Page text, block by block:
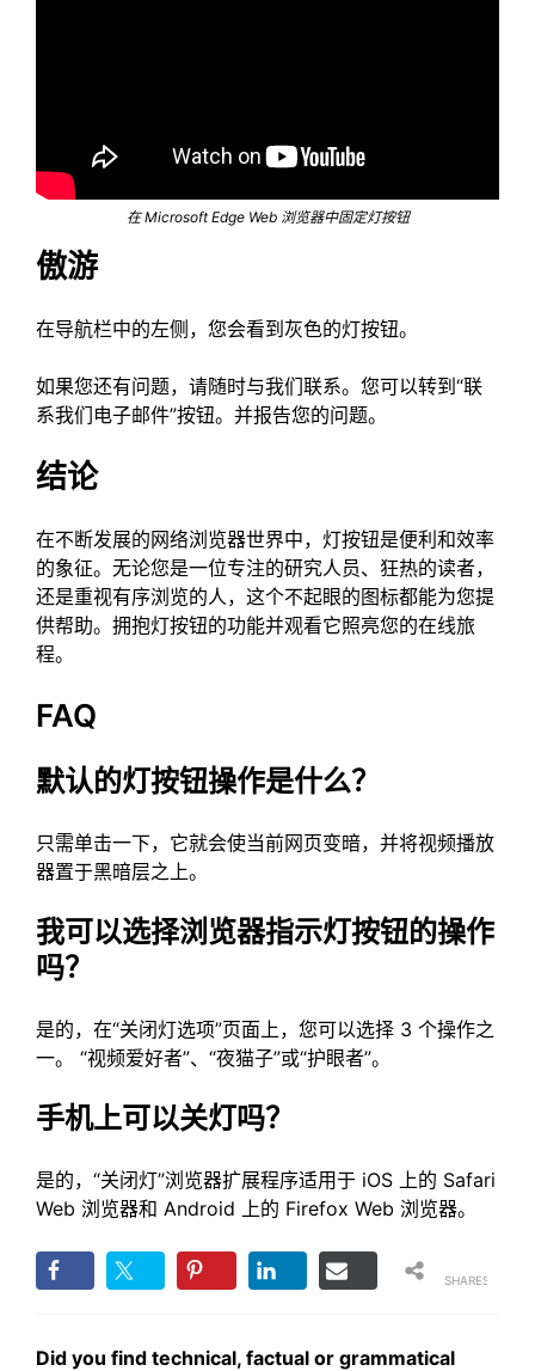
在 Microsoft Edge Web 浏览器中固定灯按钮
傲游
在导航栏中的左侧，您会看到灰色的灯按钮。
如果您还有问题，请随时与我们联系。您可以转到“联
系我们电子邮件”按钮。并报告您的问题。
结论
在不断发展的网络浏览器世界中，灯按钮是便利和效率
的象征。无论您是一位专注的研究人员、狂热的读者，
还是重视有序浏览的人，这个不起眼的图标都能为您提
供帮助。拥抱灯按钮的功能并观看它照亮您的在线旅
程。
FAQ
默认的灯按钮操作是什么？
只需单击一下，它就会使当前网页变暗，并将视频播放
器置于黑暗层之上。
我可以选择浏览器指示灯按钮的操作
吗？
是的，在“关闭灯选项”页面上，您可以选择 3 个操作之
一。 “视频爱好者”、“夜猫子”或“护眼者”。
手机上可以关灯吗？
是的，“关闭灯”浏览器扩展程序适用于 iOS 上的 Safari
Web 浏览器和 Android 上的 Firefox Web 浏览器。
SHARES
Did you find technical, factual or grammatical